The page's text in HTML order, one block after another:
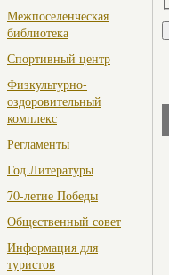
Межпоселенческая
библиотека
Спортивный центр
Физкультурно-
оздоровительный
комплекс
Регламенты
Год Литературы
70-летие Победы
Общественный совет
Информация для
туристов